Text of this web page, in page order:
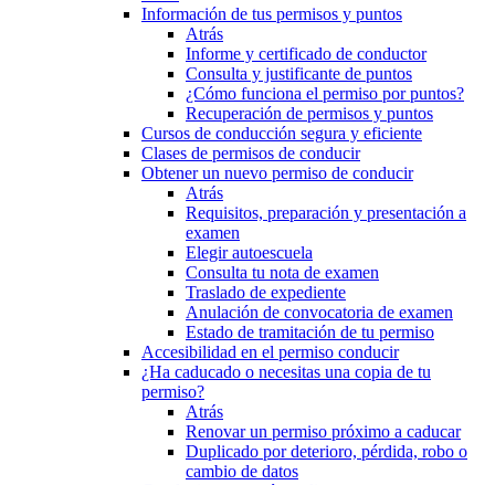
Información de tus permisos y puntos
Atrás
Informe y certificado de conductor
Consulta y justificante de puntos
¿Cómo funciona el permiso por puntos?
Recuperación de permisos y puntos
Cursos de conducción segura y eficiente
Clases de permisos de conducir
Obtener un nuevo permiso de conducir
Atrás
Requisitos, preparación y presentación a
examen
Elegir autoescuela
Consulta tu nota de examen
Traslado de expediente
Anulación de convocatoria de examen
Estado de tramitación de tu permiso
Accesibilidad en el permiso conducir
¿Ha caducado o necesitas una copia de tu
permiso?
Atrás
Renovar un permiso próximo a caducar
Duplicado por deterioro, pérdida, robo o
cambio de datos